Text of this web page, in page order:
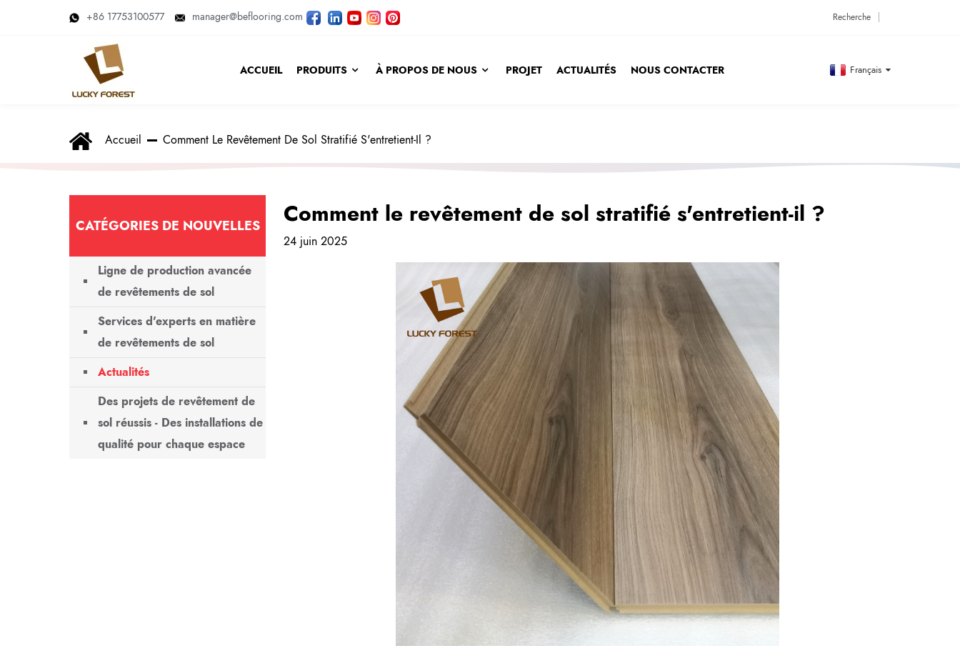
+86 17753100577 manager@beflooring.com
ACCUEIL PRODUITS À PROPOS DE NOUS PROJET ACTUALITÉS NOUS CONTACTER Français
Accueil Comment Le Revêtement De Sol Stratifié S'entretient-Il ?
CATÉGORIES DE NOUVELLES
Ligne de production avancée
de revêtements de sol
Services d'experts en matière
de revêtements de sol
Actualités
Des projets de revêtement de
sol réussis - Des installations de
qualité pour chaque espace
Comment le revêtement de sol stratifié s'entretient-il ?
24 juin 2025